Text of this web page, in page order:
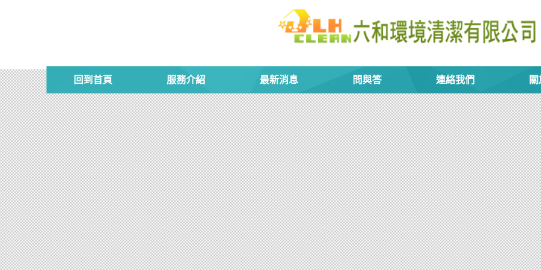
回到首頁 服務介紹 最新消息 問與答 連絡我們
大台中居家清潔
從美術及程式的來看，其實我們都還蠻期待被抄襲的（太另類了！）我覺得如能直接透過 App
本身，直接將整體 UI 與 UX 抄到一模一樣，也是一件挺厲害的事情。我會欽佩他，因為竟然可
以做的跟我一樣。另一方面從程式來看，我也是抱持著同樣的立場，他能抄我的程式，代表他
有去研究過我們的程式，這對我們來說其實是一種肯定，當然，我們也很有自信不會輸給他
們。
詳細內容 »
台中居家清潔方案